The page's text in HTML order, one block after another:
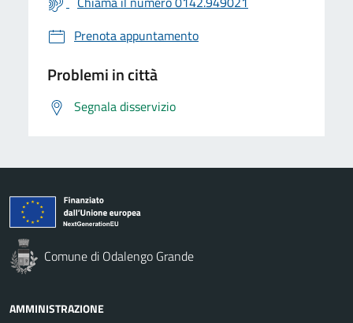
Prenota appuntamento
Problemi in città
Segnala disservizio
Comune di Odalengo Grande
AMMINISTRAZIONE